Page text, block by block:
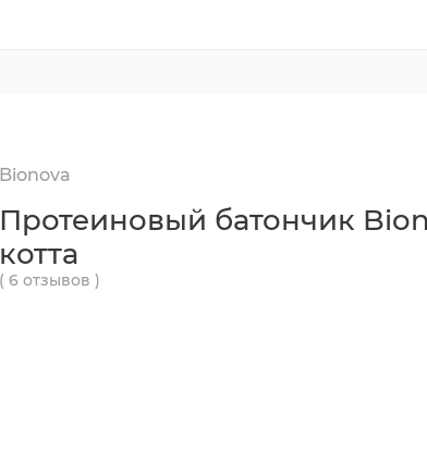
Bionova
Протеиновый батончик
котта
( 6 отзывов )